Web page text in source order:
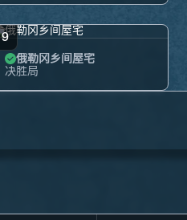
9
俄勒冈乡间屋宅
决胜局